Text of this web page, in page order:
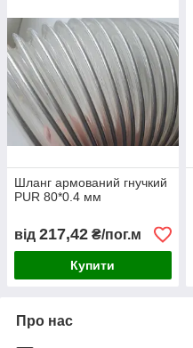
Шланг армований гнучкий
PUR 80*0.4 мм
від 217,42 ₴/пог.м
Купити
Про нас